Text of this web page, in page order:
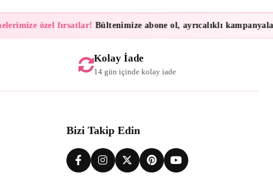
özel fırsatlar!Bültenimize abone ol, ayrıcalıklı kampanyalar
Kolay İade
14 gün içinde kolay iade
Bizi Takip Edin